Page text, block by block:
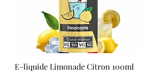
E-liquide Limonade Citron 100ml